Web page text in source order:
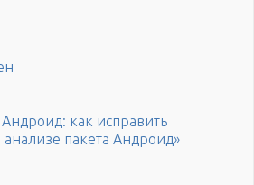
как исправить
пакета Андроид»